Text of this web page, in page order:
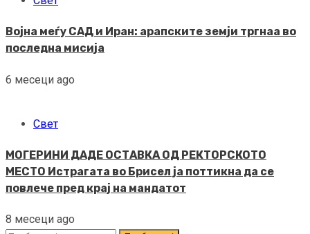
Војна меѓу САД и Иран: арапските земји тргнаа во
последна мисија
6 месеци ago
Свет
МОГЕРИНИ ДАДЕ ОСТАВКА ОД РЕКТОРСКОТО
МЕСТО Истрагата во Брисел ја поттикна да се
повлече пред крај на мандатот
8 месеци ago